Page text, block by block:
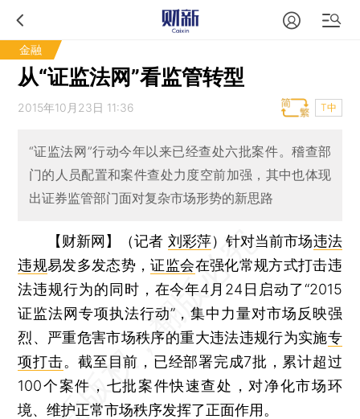
金融
从“证监法网”看监管转型
2015年10月23日 11:36 T中
“证监法网”行动今年以来已经查处六批案件。稽查部
门的人员配置和案件查处力度空前加强，其中也体现
出证券监管部门面对复杂市场形势的新思路
【财新网】（记者 刘彩萍） 针对当前市场违法
违规易发多发态势，证监会在强化常规方式打击违
法违规行为的同时，在今年4月24日启动了“2015
证监法网专项执法行动”，集中力量对市场反映强
烈、严重危害市场秩序的重大违法违规行为实施专
项打击。截至目前，已经部署完成7批，累计超过
100个案件，七批案件快速查处，对净化市场环
境、维护正常市场秩序发挥了正面作用。